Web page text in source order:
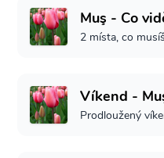
Muş - Co
2 místa, co
Víkend -
Prodloužený